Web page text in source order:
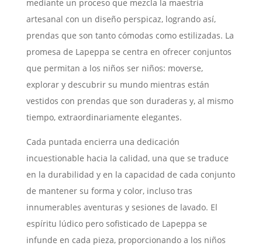
mediante un proceso que mezcla la maestría
artesanal con un diseño perspicaz, logrando así,
prendas que son tanto cómodas como estilizadas. La
promesa de Lapeppa se centra en ofrecer conjuntos
que permitan a los niños ser niños: moverse,
explorar y descubrir su mundo mientras están
vestidos con prendas que son duraderas y, al mismo
tiempo, extraordinariamente elegantes.
Cada puntada encierra una dedicación
incuestionable hacia la calidad, una que se traduce
en la durabilidad y en la capacidad de cada conjunto
de mantener su forma y color, incluso tras
innumerables aventuras y sesiones de lavado. El
espíritu lúdico pero sofisticado de Lapeppa se
infunde en cada pieza, proporcionando a los niños